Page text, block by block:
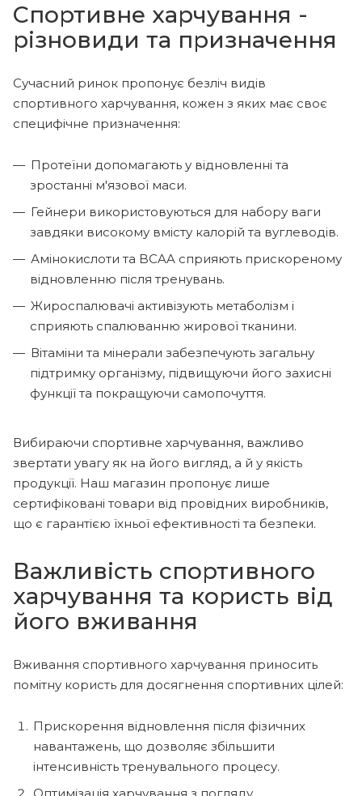
Спортивне харчування -
різновиди та призначення
Сучасний ринок пропонує безліч видів
спортивного харчування, кожен з яких має своє
специфічне призначення:
Протеїни допомагають у відновленні та
зростанні м'язової маси.
Гейнери використовуються для набору ваги
завдяки високому вмісту калорій та вуглеводів.
Амінокислоти та BCAA сприяють прискореному
відновленню після тренувань.
Жироспалювачі активізують метаболізм і
сприяють спалюванню жирової тканини.
Вітаміни та мінерали забезпечують загальну
підтримку організму, підвищуючи його захисні
функції та покращуючи самопочуття.
Вибираючи спортивне харчування, важливо
звертати увагу як на його вигляд, а й у якість
продукції. Наш магазин пропонує лише
сертифіковані товари від провідних виробників,
що є гарантією їхньої ефективності та безпеки.
Важливість спортивного
харчування та користь від
його вживання
Вживання спортивного харчування приносить
помітну користь для досягнення спортивних цілей:
Прискорення відновлення після фізичних
навантажень, що дозволяє збільшити
інтенсивність тренувального процесу.